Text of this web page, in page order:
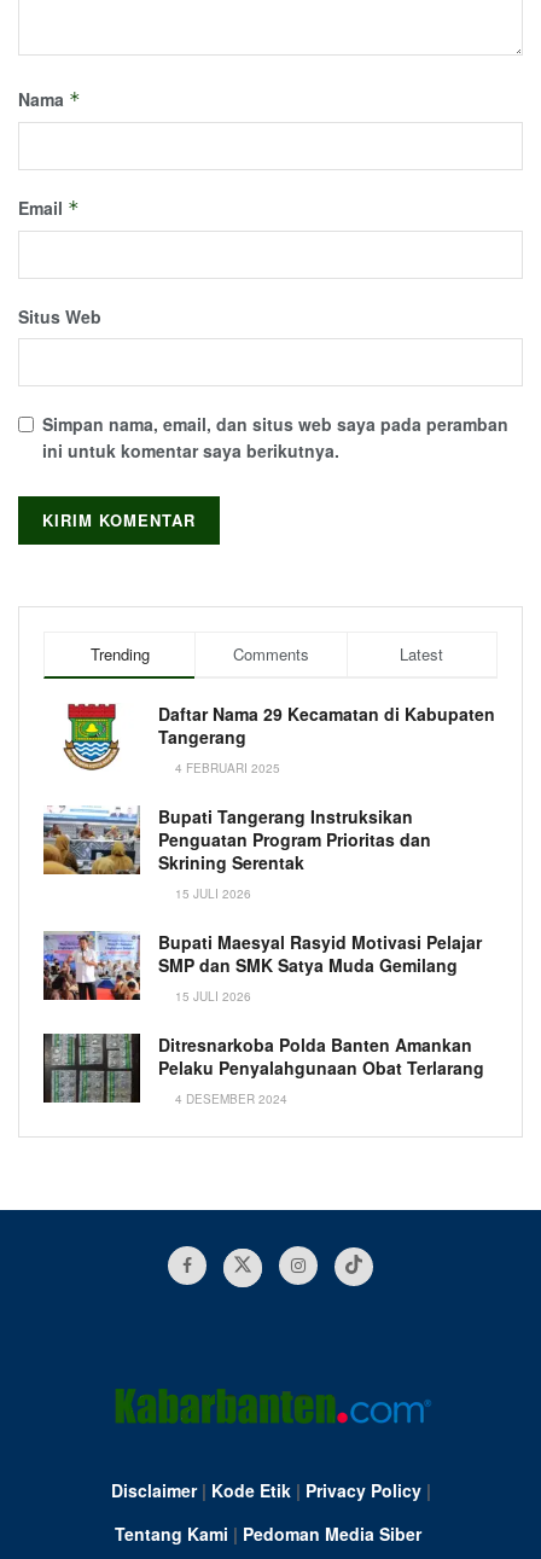
Nama *
Email *
Situs Web
Simpan nama, email, dan situs web saya pada peramban
ini untuk komentar saya berikutnya.
Trending Comments Latest
Daftar Nama 29 Kecamatan di Kabupaten
Tangerang
4 FEBRUARI 2025
Bupati Tangerang Instruksikan
Penguatan Program Prioritas dan
Skrining Serentak
15 JULI 2026
Bupati Maesyal Rasyid Motivasi Pelajar
SMP dan SMK Satya Muda Gemilang
15 JULI 2026
Ditresnarkoba Polda Banten Amankan
Pelaku Penyalahgunaan Obat Terlarang
4 DESEMBER 2024
Disclaimer| Kode Etik| Privacy Policy|
Tentang Kami | Pedoman Media Siber